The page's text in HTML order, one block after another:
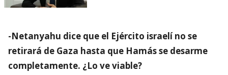
-Netanyahu dice que el Ejército israelí no se
retirará de Gaza hasta que Hamás se desarme
completamente. ¿Lo ve viable?